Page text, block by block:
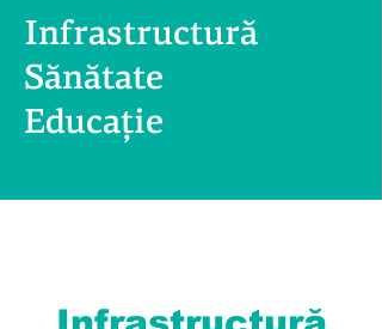
Infrastructură
Sănătate
Educaţie